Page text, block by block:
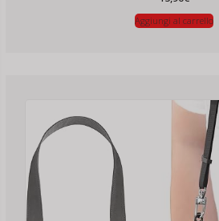
Aggiungi al carrello